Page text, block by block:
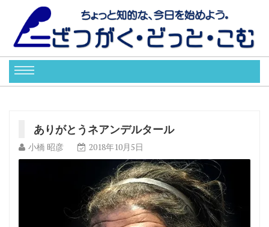
ありがとうネアンデルタール
小橋 昭彦 2018年10月5日